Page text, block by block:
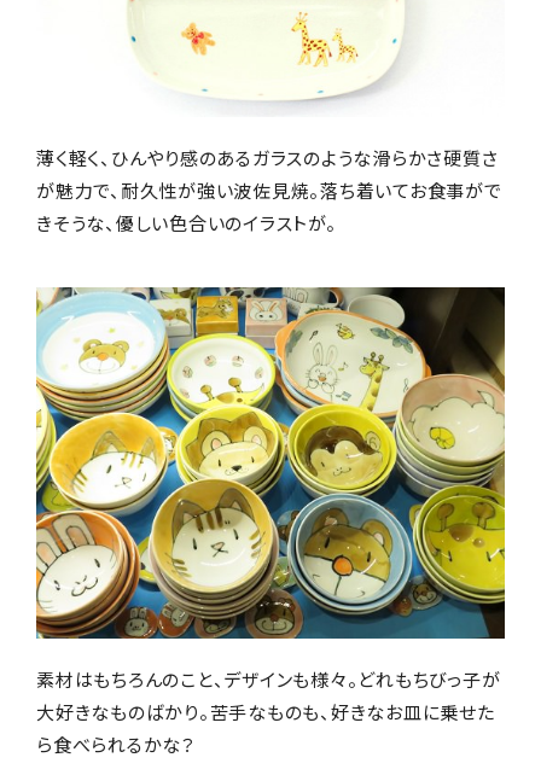
薄く軽く、ひんやり感のあるガラスのような滑らかさ硬質さ
が魅力で、耐久性が強い波佐見焼。落ち着いてお食事がで
きそうな、優しい色合いのイラストが。
素材はもちろんのこと、デザインも様々。どれもちびっ子が
大好きなものばかり。苦手なものも、好きなお皿に乗せた
ら食べられるかな？